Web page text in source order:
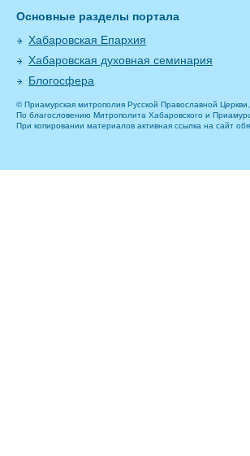
Основные разделы портала
Хабаровская Епархия
Хабаровская духовная семинария
Блогосфера
© Приамурская митрополия Русской Православной
По благословению Митрополита Хабаровского и
При копировании материалов активная ссылка на сайт